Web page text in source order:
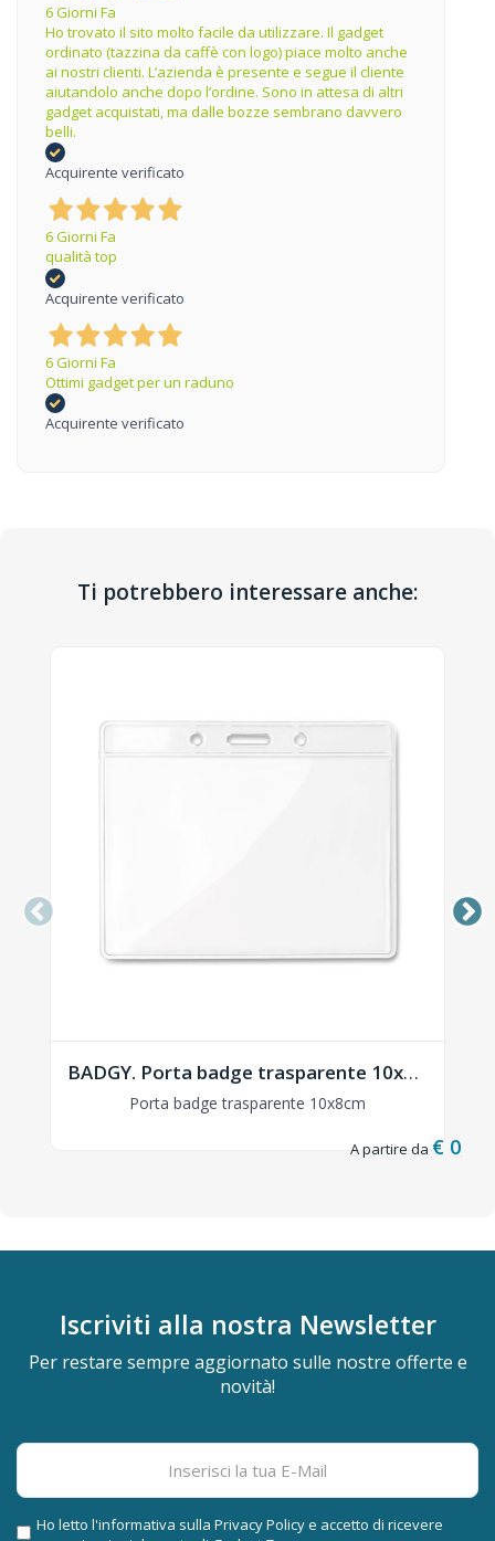
6 Giorni Fa
Ho trovato il sito molto facile da utilizzare. Il gadget
ordinato (tazzina da caffè con logo) piace molto anche
ai nostri clienti. L’azienda è presente e segue il cliente
aiutandolo anche dopo l’ordine. Sono in attesa di altri
gadget acquistati, ma dalle bozze sembrano davvero
belli.
Acquirente verificato
6 Giorni Fa
qualità top
Acquirente verificato
6 Giorni Fa
Ottimi gadget per un raduno
Acquirente verificato
Ti potrebbero interessare anche:
BADGY. Porta badge trasparente 10x8cm - MO8599
Porta badge trasparente 10x8cm
€ 0,06
Iscriviti alla nostra Newsletter
Per restare sempre aggiornato sulle nostre offerte e
novità!
Ho letto l'informativa sulla Privacy Policye accetto di ricevere